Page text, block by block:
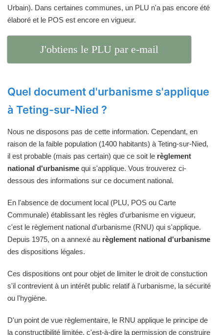
Urbain). Dans certaines communes, un PLU n'a pas encore été
élaboré et le POS est encore en vigueur.
J'obtiens le PLU par e-mail
Quel document d'urbanisme s'applique
à Teting-sur-Nied ?
Nous ne disposons pas de cette information. Cependant, en
raison de la faible population (1400 habitants) à Teting-sur-Nied,
il est probable (mais pas certain) que ce soit le règlement
national d'urbanisme qui s'applique. Vous trouverez ci-
dessous des informations sur ce document national.
En l'absence de document local (PLU, POS ou Carte
Communale) établissant les règles d'urbanisme en vigueur,
c'est le règlement national d'urbanisme (RNU) qui s'applique.
Depuis 1975, on a annexé au règlement national d'urbanisme
des dispositions légales.
Ces dispositions ont pour objet de limiter le droit de constuction
s'il contrevient à un intérêt public relatif à l'urbanisme, la sécurité
ou l'hygiène.
D'un point de vue règlementaire, le RNU applique le principe de
la constructibilité limitée, c'est-à-dire la permission de construire